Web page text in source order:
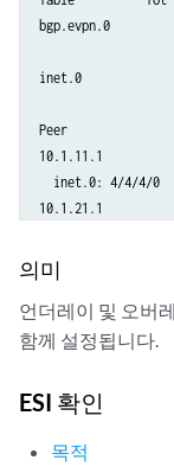
Peer
10.1.11.1
  inet.0: 4/4/4/0
10.1.21.1
10.1.255.1
bgp.evpn.0: 14/
default-
bgp.evpn.0: 24/
default-
의미
언더레이 및 오버
함께 설정됩니다.
ESI 확인
목적